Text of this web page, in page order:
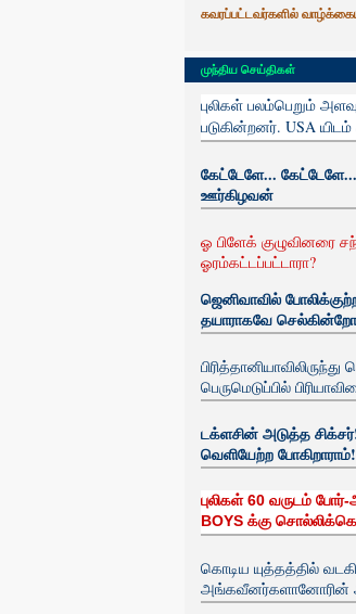
கவரப்பட்டவர்களில்
முந்திய செய்திகள்
புலிகள் பலம்பெறும்
படுகின்றனர். USA
கேட்டேளே...
ஊர்கிழவன்
ஓ பிளேக் குழுவினரை
ஓரம்கட்டப்பட்டாரா?
ஜெனிவாவில்
தயாராகவே
பெருமெடுப்பில்
டக்ளசின் அடுத்த
வெளியேற்ற போகிறாராம்!
புலிகள் 60 வருடம்
BOYS க்கு
கொடிய யுத்தத்தில்
அங்கவீனர்களானோரின்